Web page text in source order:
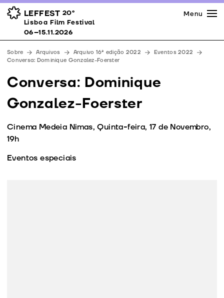
LEFFEST 20º
Lisboa Film Festival 06–15.11.2026
Prémios
Espaços
Apoios
Equipa
Downloads
Menu
Lisboa Film Festival
06–15.11.2026
Sobre Arquivos Arquivo 16ª edição 2022
Eventos 2022
Conversa: Dominique Gonzalez-Foerster
Conversa: Dominique
Gonzalez-Foerster
Cinema Medeia Nimas, Quinta-feira, 17 de Novembro,
19h
Eventos especiais